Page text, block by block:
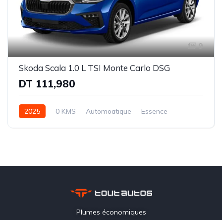
9
Skoda Scala 1.0 L TSI Monte Carlo DSG
DT 111,980
2025 0 KMS Automoatique Essence
Plumes économiques